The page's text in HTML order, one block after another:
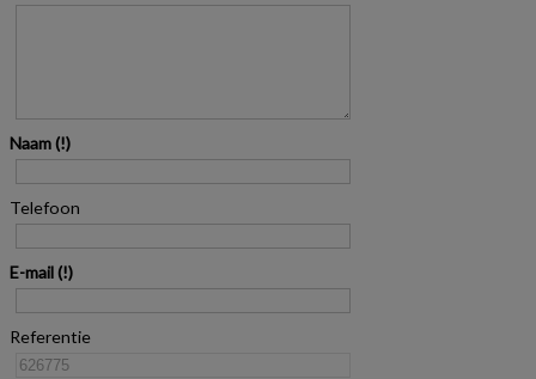
Naam
Telefoon
E-mail
Referentie